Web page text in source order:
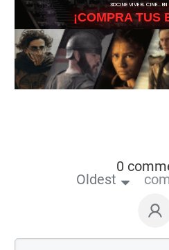
3DCINE VIVE EL CINE… EN
¡COMPRA TUS
0
Oldest